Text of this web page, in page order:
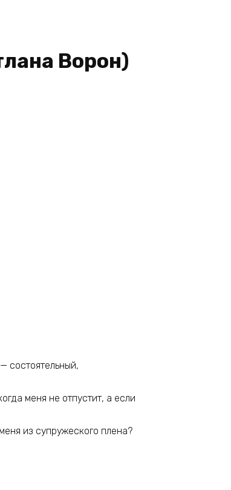
Ворон)
состоятельный,
меня не отпустит, а если
из супружеского плена?